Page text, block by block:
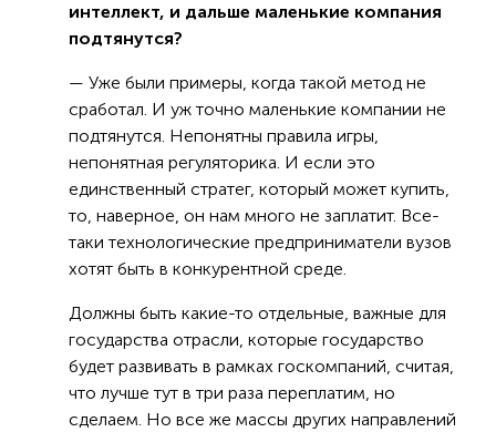
интеллект, и дальше маленькие компания
подтянутся?
— Уже были примеры, когда такой метод не
сработал. И уж точно маленькие компании не
подтянутся. Непонятны правила игры,
непонятная регуляторика. И если это
единственный стратег, который может купить,
то, наверное, он нам много не заплатит. Все-
таки технологические предприниматели вузов
хотят быть в конкурентной среде.
Должны быть какие-то отдельные, важные для
государства отрасли, которые государство
будет развивать в рамках госкомпаний, считая,
что лучше тут в три раза переплатим, но
сделаем. Но все же массы других направлений